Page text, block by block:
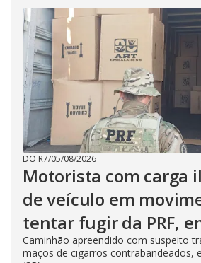
DO R7/05/08/2026
Motorista com carga
de veículo em
tentar fugir da PRF,
Caminhão apreendido com suspeito
maços de cigarros contrabandeados,